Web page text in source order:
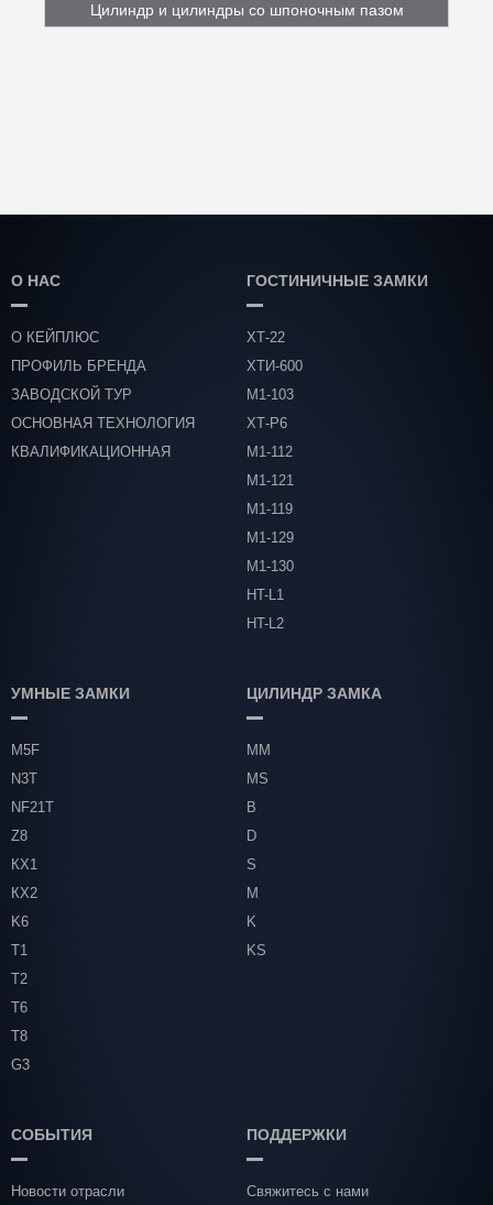
Цилиндр и цилиндры со шпоночным пазом
О НАС
О КЕЙПЛЮС
ПРОФИЛЬ БРЕНДА
ЗАВОДСКОЙ ТУР
ОСНОВНАЯ ТЕХНОЛОГИЯ
КВАЛИФИКАЦИОННАЯ
ГОСТИНИЧНЫЕ ЗАМКИ
ХТ-22
ХТИ-600
М1-103
ХТ-Р6
М1-112
М1-121
М1-119
М1-129
М1-130
HT-L1
HT-L2
УМНЫЕ ЗАМКИ
M5F
N3T
NF21T
Z8
КХ1
КХ2
K6
T1
T2
T6
T8
G3
ЦИЛИНДР ЗАМКА
MM
MS
B
D
S
M
K
KS
СОБЫТИЯ
Новости отрасли
ПОДДЕРЖКИ
Свяжитесь с нами